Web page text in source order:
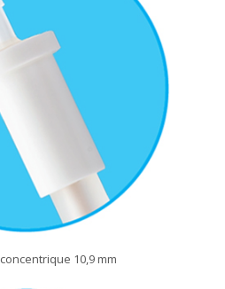
10,9 mm